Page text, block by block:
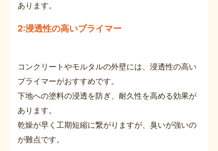
あります。
2:浸透性の高いプライマー
コンクリートやモルタルの外壁には、浸透性の高い
プライマーがおすすめです。
下地への塗料の浸透を防ぎ、耐久性を高める効果が
あります。
乾燥が早く工期短縮に繋がりますが、臭いが強いの
が難点です。